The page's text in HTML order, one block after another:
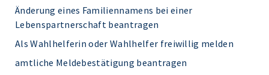
Änderung eines Familiennamens bei einer
Lebenspartnerschaft beantragen
Als Wahlhelferin oder Wahlhelfer freiwillig melden
amtliche Meldebestätigung beantragen